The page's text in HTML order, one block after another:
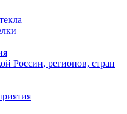
России, регионов, стран